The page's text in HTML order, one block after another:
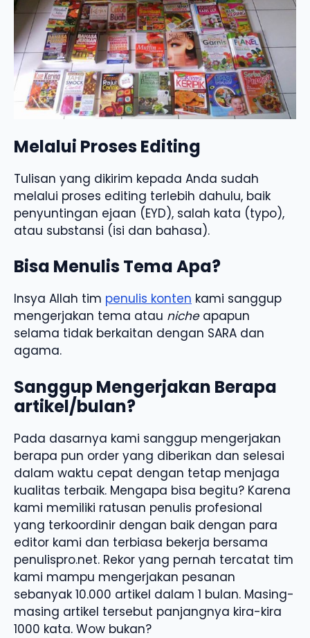
Melalui Proses Editing
Tulisan yang dikirim kepada Anda sudah
melalui proses editing terlebih dahulu, baik
penyuntingan ejaan (EYD), salah kata (typo),
atau substansi (isi dan bahasa).
Bisa Menulis Tema Apa?
Insya Allah tim penulis konten kami sanggup
mengerjakan tema atau nicheapapun
selama tidak berkaitan dengan SARA dan
agama.
Sanggup Mengerjakan Berapa
artikel/bulan?
Pada dasarnya kami sanggup mengerjakan
berapa pun order yang diberikan dan selesai
dalam waktu cepat dengan tetap menjaga
kualitas terbaik. Mengapa bisa begitu? Karena
kami memiliki ratusan penulis profesional
yang terkoordinir dengan baik dengan para
editor kami dan terbiasa bekerja bersama
penulispro.net. Rekor yang pernah tercatat tim
kami mampu mengerjakan pesanan
sebanyak 10.000 artikel dalam 1 bulan. Masing-
masing artikel tersebut panjangnya kira-kira
1000 kata. Wow bukan?